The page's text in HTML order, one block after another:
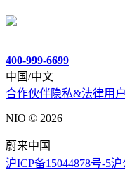
400-999-6699
中国/中文
合作伙伴隐私&法律用
NIO © 2026
蔚来中国
沪ICP备15044878号-5沪